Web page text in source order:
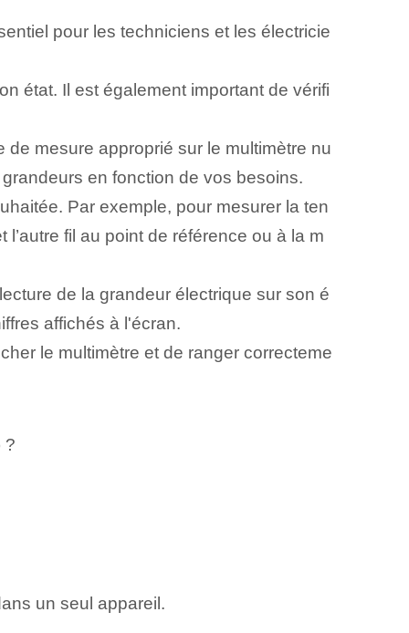
pour les techniciens et les électricie
état. Il est également important de vérifi
de mesure approprié sur le multimètre nu
en fonction de vos besoins.
Par exemple, pour mesurer la ten
fil au point de référence ou à la m
de la grandeur électrique sur son é
affichés à l'écran.
le multimètre et de ranger correcteme
?
un seul appareil.